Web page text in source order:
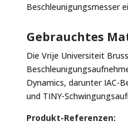
Beschleunigungsmesser
Gebrauchtes
Die Vrije Universiteit
Dynamics, darunter IAC-
und TINY-
Produkt-Referenzen: